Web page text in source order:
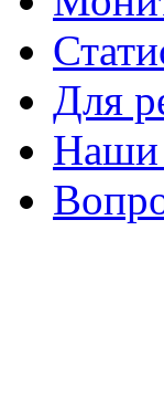
Для
Наши